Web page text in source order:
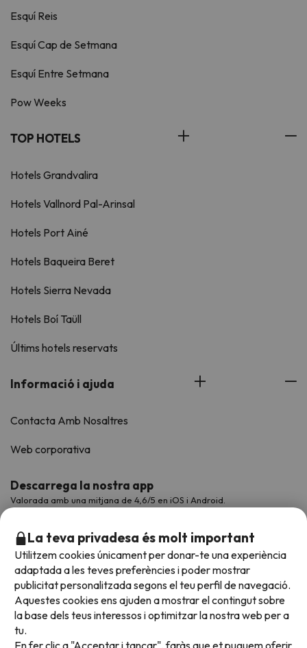
Esquí Reis
Esquí Cap de Setmana
Esquí Entre Setmana
Pow Weeks
TOP HOTELS
Hotels Grandvalira
Hotels Vallnord Pal-Arinsal
Hotels Port Ainé
Hotels Baqueira Beret
Hotels Sierra Nevada
Hotels Boí Taüll
Últims hotels reservats
Informació i ajuda
Contacta Amb Nosaltres
Web corporativa
Descarrega la nostra app
Valorada amb una mitjana de 4,6/5 en iOS i Android.
La teva privadesa és molt important
Utilitzem cookies únicament per donar-te una experiència
adaptada a les teves preferències i poder mostrar
publicitat personalitzada segons el teu perfil de navegació.
Aquestes cookies ens ajuden a mostrar el contingut sobre
la base dels teus interessos i optimitzar la nostra web per a
tu.
En fer clic a "Acceptar i tancar", faràs que et puguem oferir